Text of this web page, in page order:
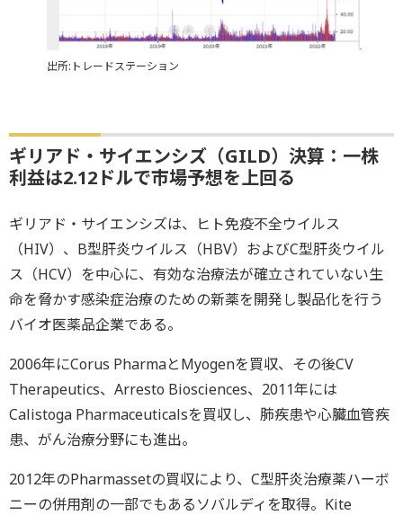
出所:トレードステーション
ギリアド・サイエンシズ（GILD）決算：一株
利益は2.12ドルで市場予想を上回る
ギリアド・サイエンシズは、ヒト免疫不全ウイルス
（HIV）、B型肝炎ウイルス（HBV）およびC型肝炎ウイル
ス（HCV）を中心に、有効な治療法が確立されていない生
命を脅かす感染症治療のための新薬を開発し製品化を行う
バイオ医薬品企業である。
2006年にCorus PharmaとMyogenを買収、その後CV
Therapeutics、Arresto Biosciences、2011年には
Calistoga Pharmaceuticalsを買収し、肺疾患や心臓血管疾
患、がん治療分野にも進出。
2012年のPharmassetの買収により、C型肝炎治療薬ハーボ
ニーの併用剤の一部でもあるソバルディを取得。Kite